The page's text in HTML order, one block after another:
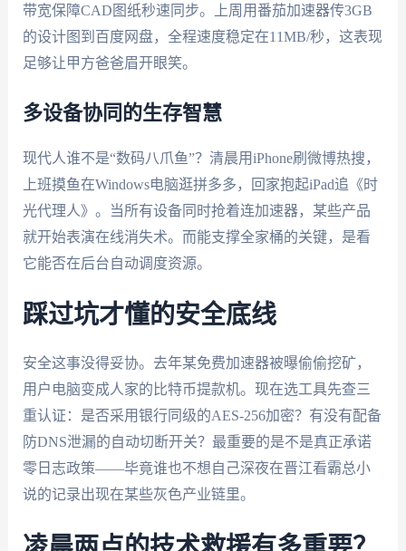
带宽保障CAD图纸秒速同步。上周用番茄加速器传3GB
的设计图到百度网盘，全程速度稳定在11MB/秒，这表现
足够让甲方爸爸眉开眼笑。
多设备协同的生存智慧
现代人谁不是“数码八爪鱼”？清晨用iPhone刷微博热搜，
上班摸鱼在Windows电脑逛拼多多，回家抱起iPad追《时
光代理人》。当所有设备同时抢着连加速器，某些产品
就开始表演在线消失术。而能支撑全家桶的关键，是看
它能否在后台自动调度资源。
踩过坑才懂的安全底线
安全这事没得妥协。去年某免费加速器被曝偷偷挖矿，
用户电脑变成人家的比特币提款机。现在选工具先查三
重认证：是否采用银行同级的AES-256加密？有没有配备
防DNS泄漏的自动切断开关？最重要的是不是真正承诺
零日志政策——毕竟谁也不想自己深夜在晋江看霸总小
说的记录出现在某些灰色产业链里。